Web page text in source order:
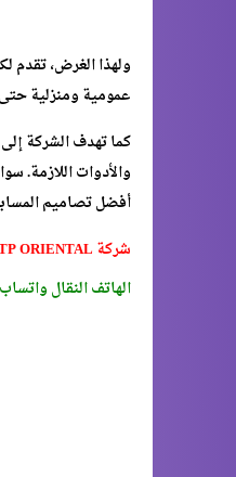
عمومية ومنزلية
كما تهدف الشركة
والأدوات اللازمة.
أفضل تصاميم
شركة BTP ORIENTAL المتواجد مقرها بشارع الشهداء- الحي الحسني-بركان
الهاتف النقال